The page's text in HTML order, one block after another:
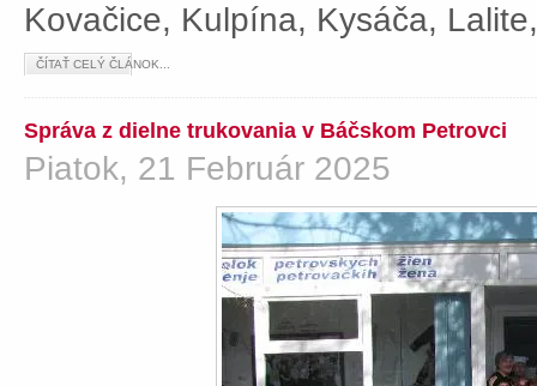
Kovačice, Kulpína, Kysáča,
ČÍTAŤ CELÝ ČLÁNOK...
Správa z dielne trukovania v Báčskom Petrovci
Piatok, 21 Február 2025